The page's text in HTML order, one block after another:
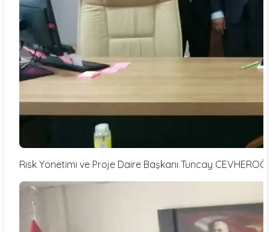
Risk Yönetimi ve Proje Daire Başkanı Tuncay